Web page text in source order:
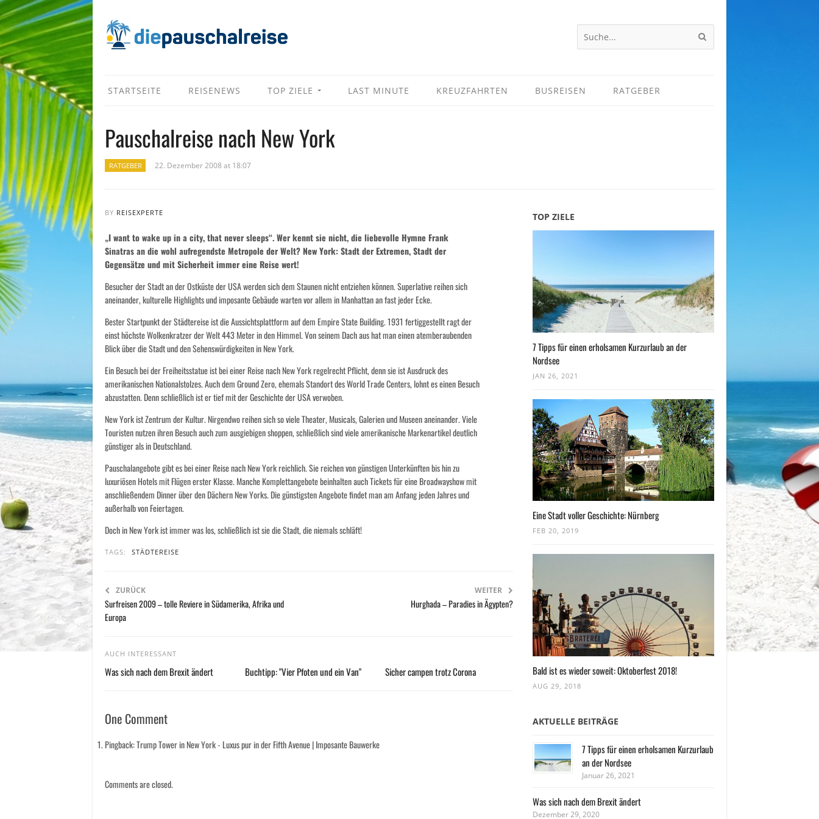
STARTSEITE REISENEWS TOP ZIELE LAST MINUTE KREUZFAHRTEN BUSREISEN RATGEBER
Pauschalreise nach New York
RATGEBER 22. Dezember 2008 at 18:07
BY REISEXPERTE
„I want to wake up in a city, that never sleeps“. Wer kennt sie nicht, die liebevolle Hymne Frank
Sinatras an die wohl aufregendste Metropole der Welt? New York: Stadt der Extremen, Stadt der
Gegensätze und mit Sicherheit immer eine Reise wert!
Besucher der Stadt an der Ostküste der USA werden sich dem Staunen nicht entziehen können. Superlative reihen sich
aneinander, kulturelle Highlights und imposante Gebäude warten vor allem in Manhattan an fast jeder Ecke.
Bester Startpunkt der Städtereise ist die Aussichtsplattform auf dem Empire State Building. 1931 fertiggestellt ragt der
einst höchste Wolkenkratzer der Welt 443 Meter in den Himmel. Von seinem Dach aus hat man einen atemberaubenden
Blick über die Stadt und den Sehenswürdigkeiten in New York.
Ein Besuch bei der Freiheitsstatue ist bei einer Reise nach New York regelrecht Pflicht, denn sie ist Ausdruck des
amerikanischen Nationalstolzes. Auch dem Ground Zero, ehemals Standort des World Trade Centers, lohnt es einen Besuch
abzustatten. Denn schließlich ist er tief mit der Geschichte der USA verwoben.
New York ist Zentrum der Kultur. Nirgendwo reihen sich so viele Theater, Musicals, Galerien und Museen aneinander. Viele
Touristen nutzen ihren Besuch auch zum ausgiebigen shoppen, schließlich sind viele amerikanische Markenartikel deutlich
günstiger als in Deutschland.
Pauschalangebote gibt es bei einer Reise nach New York reichlich. Sie reichen von günstigen Unterkünften bis hin zu
luxuriösen Hotels mit Flügen erster Klasse. Manche Komplettangebote beinhalten auch Tickets für eine Broadwayshow mit
anschließendem Dinner über den Dächern New Yorks. Die günstigsten Angebote findet man am Anfang jeden Jahres und
außerhalb von Feiertagen.
Doch in New York ist immer was los, schließlich ist sie die Stadt, die niemals schläft!
TAGS: STÄDTEREISE
ZURÜCK
Surfreisen 2009 – tolle Reviere in Südamerika, Afrika und
Europa
WEITER
Hurghada – Paradies in Ägypten?
AUCH INTERESSANT
Was sich nach dem Brexit ändert Buchtipp: "Vier Pfoten und ein Van" Sicher campen trotz Corona
One Comment
Pingback: Trump Tower in New York - Luxus pur in der Fifth Avenue | Imposante Bauwerke
Comments are closed.
TOP ZIELE
7 Tipps für einen erholsamen Kurzurlaub an der
Nordsee
JAN 26, 2021
Eine Stadt voller Geschichte: Nürnberg
FEB 20, 2019
Bald ist es wieder soweit: Oktoberfest 2018!
AUG 29, 2018
AKTUELLE BEITRÄGE
7 Tipps für einen erholsamen Kurzurlaub
an der Nordsee
Januar 26, 2021
Was sich nach dem Brexit ändert
Dezember 29, 2020